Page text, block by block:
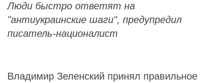
Люди быстро ответят на
"антиукраинские шаги", предупредил
писатель-националист
Владимир Зеленский принял правильное